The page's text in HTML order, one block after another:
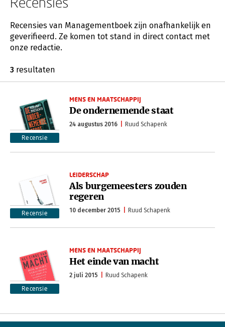
Recensies van Managementboek zijn onafhankelijk en
geverifieerd. Ze komen tot stand in direct contact met
onze redactie.
3 resultaten
Recensie
MENS EN MAATSCHAPPIJ
De ondernemende staat
24 augustus 2016 Ruud Schapenk
Recensie
LEIDERSCHAP
Als burgemeesters zouden
regeren
10 december 2015 Ruud Schapenk
Recensie
MENS EN MAATSCHAPPIJ
Het einde van macht
2 juli 2015 Ruud Schapenk